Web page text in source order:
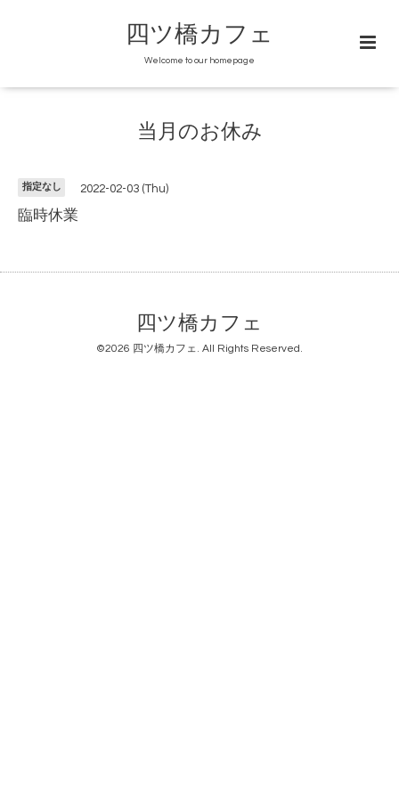
四ツ橋カフェ
Welcome to our homepage
当月のお休み
指定なし 2022-02-03 (Thu)
臨時休業
四ツ橋カフェ
©2026 四ツ橋カフェ. All Rights Reserved.